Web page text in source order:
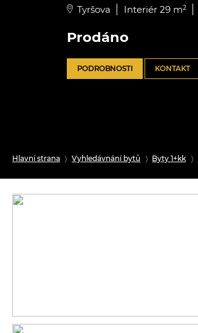
Hlavní strana Vyhledávnání bytů Byty 1+kk
Tyršova Interiér 29 m2
Prodáno
PODROBNOSTI KONTAKT